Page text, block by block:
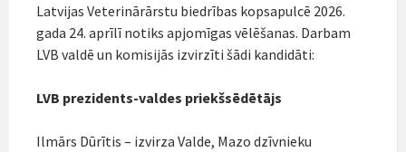
Latvijas Veterinārārstu biedrības kopsapulcē 2026.
gada 24. aprīlī notiks apjomīgas vēlēšanas. Darbam
LVB valdē un komisijās izvirzīti šādi kandidāti:
LVB prezidents-valdes priekšsēdētājs
Ilmārs Dūrītis – izvirza Valde, Mazo dzīvnieku